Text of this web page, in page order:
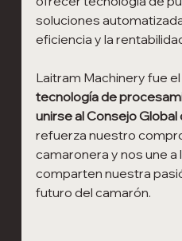
soluciones
eficiencia y la
Laitram Machinery fue el
tecnología de
unirse al Consejo Global
refuerza nuestro
camaronera y nos une
comparten nuestra
futuro del camarón.